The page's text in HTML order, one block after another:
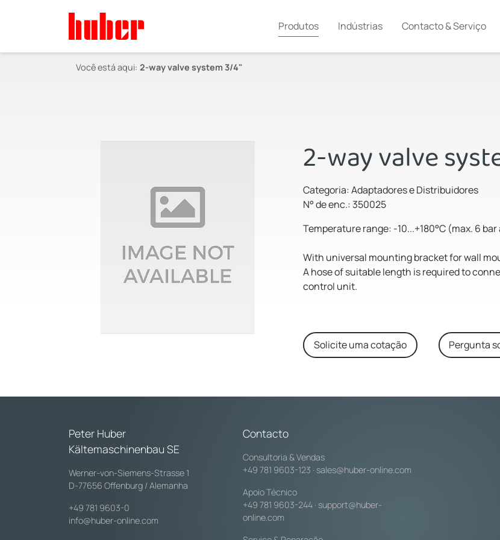
Produtos Indústrias Contacto & Serviço
Você está aqui: 2-way valve system 3/4"
2-way valve
Categoria: Adaptadores e Distribuidores
N° de enc.: 350025
Temperature range: -10...+180°C (max. 6 bar
With universal mounting bracket for wall
A hose of suitable length is required to
control unit.
Solicite uma cotação Pergunta
Peter Huber
Kältemaschinenbau SE
Werner-von-Siemens-Strasse 1
D-77656 Offenburg / Alemanha
+49 781 9603-0
info@huber-online.com
Contacto
Consultoria & Vendas
+49 781 9603-123 · sales@huber-online.com
Apoio Técnico
+49 781 9603-244 · support@huber-
online.com